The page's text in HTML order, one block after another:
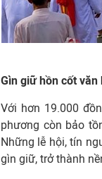
Gìn giữ hồn cốt văn
Với hơn 19.000
phương còn bảo
Những lễ hội, tín
gìn giữ, trở thành